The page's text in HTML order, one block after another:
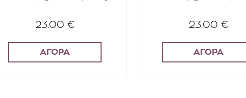
23.00 €
ΑΓΟΡΑ
23.00 €
ΑΓΟΡΑ